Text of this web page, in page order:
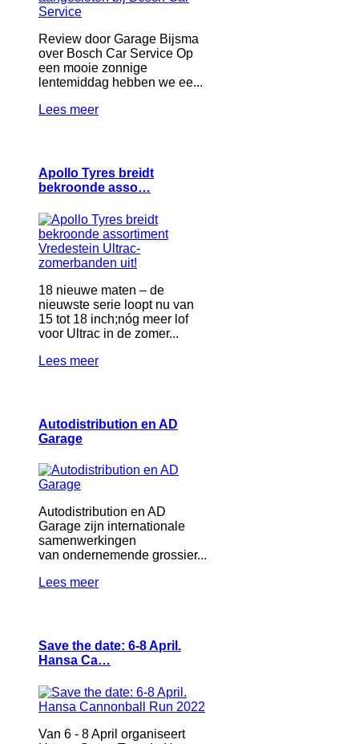
Review door Garage Bijsma
over Bosch Car Service Op
een mooie zonnige
lentemiddag hebben we ee...
Lees meer
Apollo Tyres breidt
bekroonde asso…
18 nieuwe maten – de
nieuwste serie loopt nu van
15 tot 18 inch;nóg meer lof
voor Ultrac in de zomer...
Lees meer
Autodistribution en AD
Garage
Autodistribution en AD
Garage zijn internationale
samenwerkingen
van ondernemende grossier...
Lees meer
Save the date: 6-8 April.
Hansa Ca…
Van 6 - 8 April organiseert